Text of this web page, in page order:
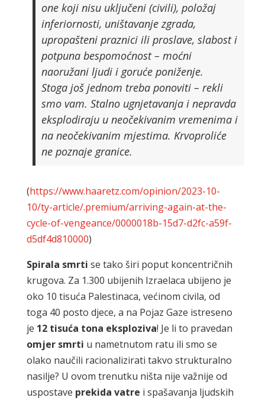
one koji nisu uključeni (civili), položaj
inferiornosti, uništavanje zgrada,
upropašteni praznici ili proslave, slabost i
potpuna bespomoćnost – moćni
naoružani ljudi i goruće poniženje.
Stoga još jednom treba ponoviti – rekli
smo vam. Stalno ugnjetavanja i nepravda
eksplodiraju u neočekivanim vremenima i
na neočekivanim mjestima. Krvoproliće
ne poznaje granice.
(https://www.haaretz.com/opinion/2023-10-
10/ty-article/.premium/arriving-again-at-the-
cycle-of-vengeance/0000018b-15d7-d2fc-a59f-
d5df4d810000)
Spirala smrti se tako širi poput koncentričnih
krugova. Za 1.300 ubijenih Izraelaca ubijeno je
oko 10 tisuća Palestinaca, većinom civila, od
toga 40 posto djece, a na Pojaz Gaze istreseno
je 12 tisuća tona eksploziva! Je li to pravedan
omjer smrti u nametnutom ratu ili smo se
olako naučili racionalizirati takvo strukturalno
nasilje? U ovom trenutku ništa nije važnije od
uspostave prekida vatre i spašavanja ljudskih